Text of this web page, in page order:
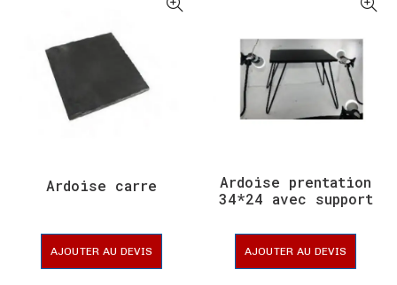
Ardoise carre
AJOUTER AU DEVIS
Ardoise prentation
34*24 avec support
AJOUTER AU DEVIS